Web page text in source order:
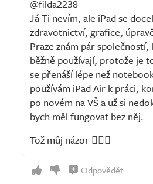
@filda2238
Já Ti nevím, ale iPad se
zdravotnictví, grafice,
Praze znám pár společností,
běžně používají, protože je
se přenáší lépe než
používám iPad Air k práci,
po novém na VŠ a už si
bych měl fungovat bez něj.
Tož můj názor 🤷🏼‍♂️
Odpovědět